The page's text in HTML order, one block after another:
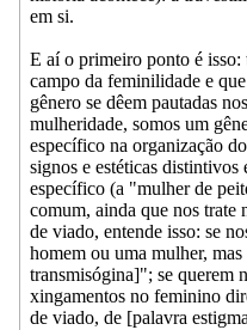
em si.
E aí o primeiro ponto é isso:
campo da feminilidade e
gênero se dêem pautadas
mulheridade, somos um
específico na organização
signos e estéticas
específico (a "mulher de
comum, ainda que nos trate
de viado, entende isso: se
homem ou uma mulher,
transmisógina]"; se querem
xingamentos no feminino
de viado, de [palavra